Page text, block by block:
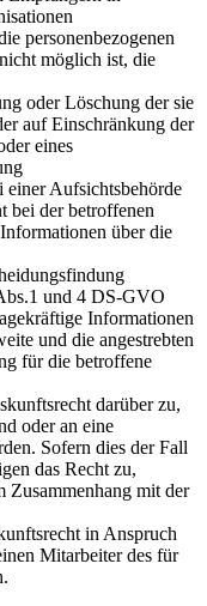
personenbezogenen
möglich ist, die
oder Löschung der sie
auf Einschränkung der
eines
einer Aufsichtsbehörde
bei der betroffenen
über die
und 4 DS-GVO
Informationen
und die angestrebten
für die betroffene
darüber zu,
oder an eine
Sofern dies der Fall
das Recht zu,
Zusammenhang mit der
in Anspruch
Mitarbeiter des für